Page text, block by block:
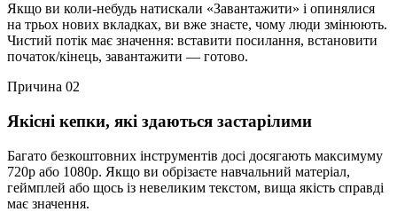
Якщо ви коли-небудь натискали «Завантажити» і опинялися
на трьох нових вкладках, ви вже знаєте, чому люди змінюють.
Чистий потік має значення: вставити посилання, встановити
початок/кінець, завантажити — готово.
Причина 02
Якісні кепки, які здаються застарілими
Багато безкоштовних інструментів досі досягають максимуму
720p або 1080p. Якщо ви обрізаєте навчальний матеріал,
геймплей або щось із невеликим текстом, вища якість справді
має значення.